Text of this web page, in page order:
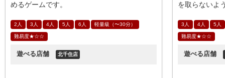
めるゲームです。
2人 3人 4人 5人 6人 軽量級（〜30分）
難易度★☆☆
遊べる店舗 北千住店
を取らないよ
3人 4人 5人
難易度★☆☆
遊べる店舗